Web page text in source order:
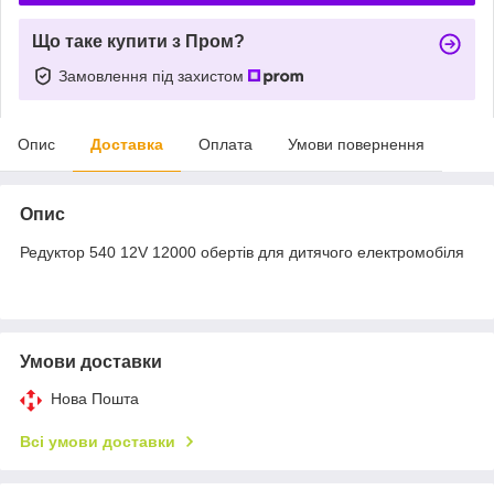
Що таке купити з Пром?
Замовлення під захистом
Опис Доставка Оплата Умови повернення
Опис
Редуктор 540 12V 12000 обертів для дитячого електромобіля
Умови доставки
Нова Пошта
Всі умови доставки